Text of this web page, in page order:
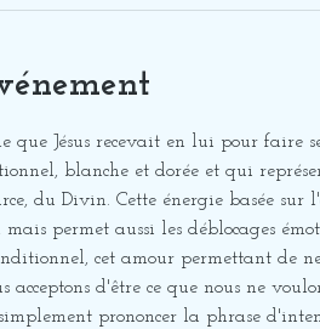
Jésus recevait en lui pour faire
blanche et dorée et qui
du Divin. Cette énergie basée sur
permet aussi les déblocages
cet amour permettant de
d'être ce que nous ne
prononcer la phrase